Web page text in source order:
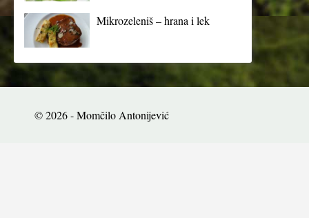
Mikrozeleniš – hrana i lek
© 2026 - Momčilo Antonijević